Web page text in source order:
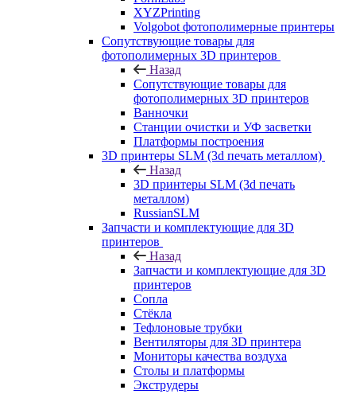
XYZPrinting
Volgobot фотополимерные принтеры
Сопутствующие товары для
фотополимерных 3D принтеров
Назад
Сопутствующие товары для
фотополимерных 3D принтеров
Ванночки
Станции очистки и УФ засветки
Платформы построения
3D принтеры SLM (3d печать металлом)
Назад
3D принтеры SLM (3d печать
металлом)
RussianSLM
Запчасти и комплектующие для 3D
принтеров
Назад
Запчасти и комплектующие для 3D
принтеров
Сопла
Cтёкла
Тефлоновые трубки
Вентиляторы для 3D принтера
Мониторы качества воздуха
Столы и платформы
Экструдеры